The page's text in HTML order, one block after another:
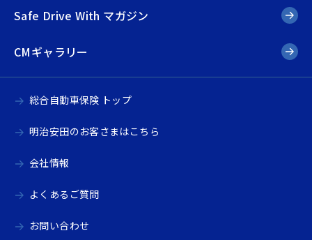
Safe Drive With マガジン
CMギャラリー
総合自動車保険 トップ
明治安田のお客さまはこちら
会社情報
よくあるご質問
お問い合わせ